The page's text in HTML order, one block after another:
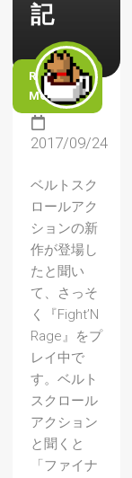
記
READ
MORE
2017/09/24
ベルトスク
ロールアク
ションの新
作が登場し
たと聞い
て、さっそ
く『Fight’N
Rage』をプ
レイ中で
す。ベルト
スクロール
アクション
と聞くと
「ファイナ